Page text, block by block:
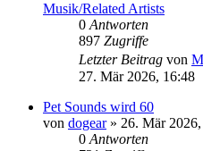
Musik/Related Artists
0 Antworten
897 Zugriffe
Letzter Beitrag von
27. Mär 2026, 16:48
Pet Sounds wird 60
von dogear» 26. Mär 2026,
0 Antworten